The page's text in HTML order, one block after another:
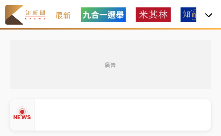
最新
廣告
NEWS
中信慈善基金會想增加董事人數！辜仲諒向法院聲請遭
駁 理由曝光